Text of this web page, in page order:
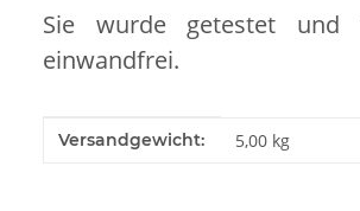
Sie wurde getestet und
einwandfrei.
Produkteigenschaft
Wert
Versandgewicht: 5,00 kg